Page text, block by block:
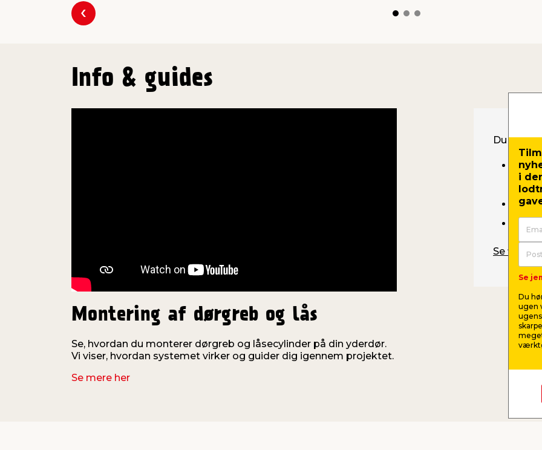
Forrige
Info & guides
Montering af dørgreb og lås
Se, hvordan du monterer dørgreb og låsecylinder på din yderdør.
Vi viser, hvordan systemet virker og guider dig igennem projektet.
Se mere her
Du skal
Se filmen
i
Se
Du
ugen